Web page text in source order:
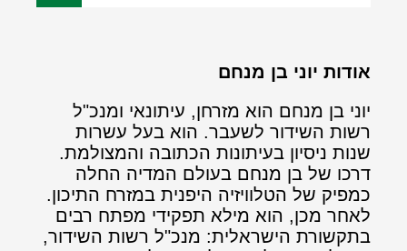
אודות יוני בן מנחם
יוני בן מנחם הוא מזרחן, עיתונאי ומנכ"ל
רשות השידור לשעבר. הוא בעל עשרות
שנות ניסיון בעיתונות הכתובה והמצולמת.
דרכו של בן מנחם בעולם המדיה החלה
כמפיק של הטלוויזיה היפנית במזרח התיכון.
לאחר מכן, הוא מילא תפקידי מפתח רבים
בתקשורת הישראלית: מנכ"ל רשות השידור,